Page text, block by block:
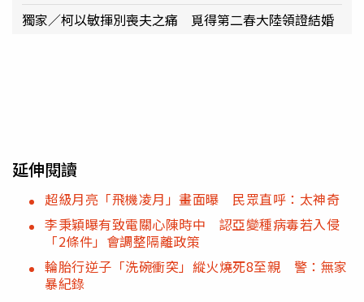
獨家／柯以敏揮別喪夫之痛 覓得第二春大陸領證結婚
延伸閱讀
超級月亮「飛機凌月」畫面曝 民眾直呼：太神奇
李秉穎曝有致電關心陳時中 認亞變種病毒若入侵
「2條件」會調整隔離政策
輪胎行逆子「洗碗衝突」縱火燒死8至親 警：無家
暴紀錄